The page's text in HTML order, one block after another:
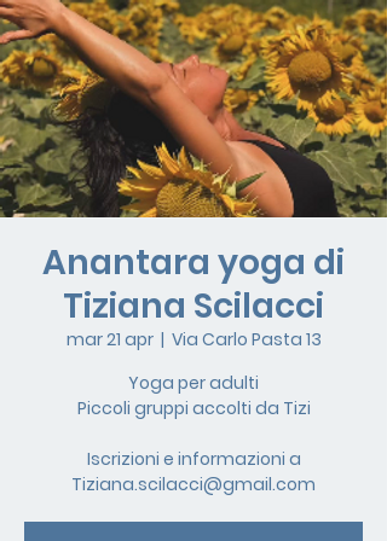
Anantara yoga di
Tiziana Scilacci
mar 21 apr
  |
Via Carlo Pasta 13
Yoga per adulti
Piccoli gruppi accolti da Tizi
Iscrizioni e informazioni a
Tiziana.scilacci@gmail.com